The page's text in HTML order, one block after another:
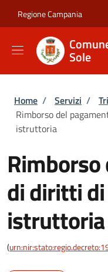
Regione Campania
Sole
Briciole di
Home / Servizi /
Rimborso del
istruttoria
di diritti
istruttoria
(